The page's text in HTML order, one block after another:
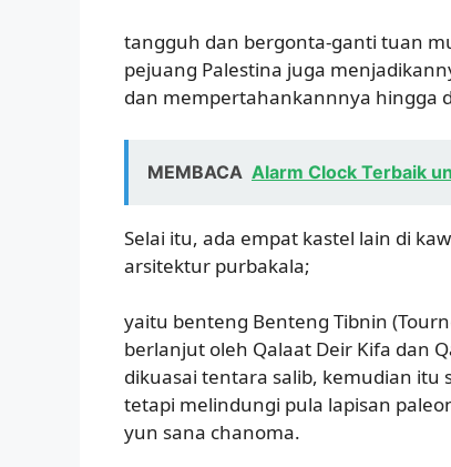
tangguh dan bergonta-ganti tuan
pejuang Palestina juga
dan mempertahankannnya hingga
MEMBACA Alarm Clock Terbaik
Selai itu, ada empat kastel lain di
arsitektur purbakala;
yaitu benteng Benteng Tibnin
berlanjut oleh Qalaat Deir Kifa dan
dikuasai tentara salib, kemudian
tetapi melindungi pula lapisan
yun sana chanoma.